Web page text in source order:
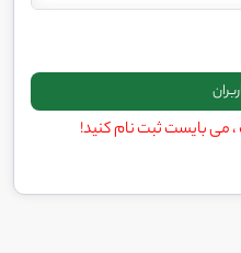
می بایست ثبت نام کنید!